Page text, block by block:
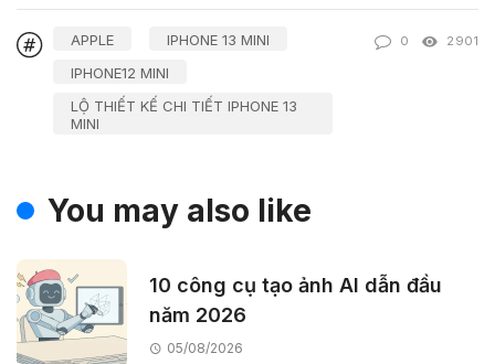
APPLE
IPHONE 13 MINI
IPHONE12 MINI
LỘ THIẾT KẾ CHI TIẾT IPHONE 13
MINI
0 2901
You may also like
10 công cụ tạo ảnh AI dẫn đầu
năm 2026
05/08/2026